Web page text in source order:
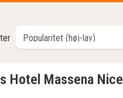
Hotel Massena Nice